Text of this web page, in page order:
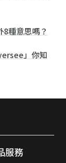
種意思嗎？
」你知
服務